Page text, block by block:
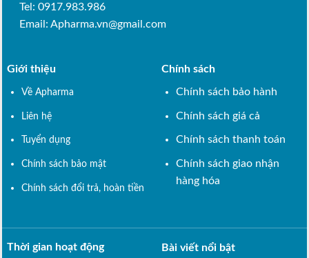
Tel: 0917.983.986
Email:Apharma.vn@gmail.com
Giới thiệu
Về Apharma
Liên hệ
Tuyển dụng
Chính sách bảo mật
Chính sách đổi trả, hoàn tiền
Chính sách
Chính sách bảo hành
Chính sách giá cả
Chính sách thanh toán
Chính sách giao nhận
hàng hóa
Thời gian hoạt động
Bài viết nổi bật